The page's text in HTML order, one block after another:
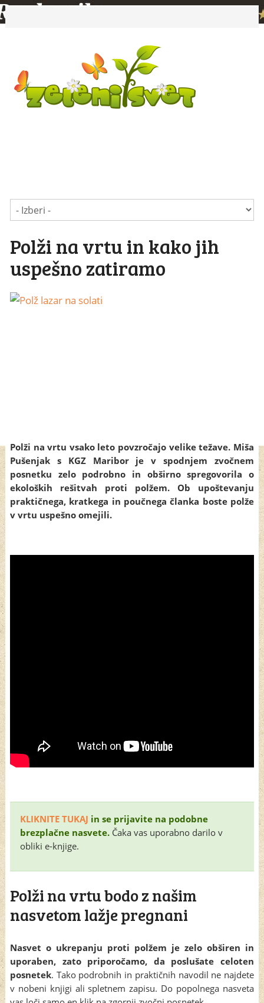
Polži na vrtu in kako jih
uspešno zatiramo
Polži na vrtu vsako leto povzročajo velike težave. Miša
Pušenjak s KGZ Maribor je v spodnjem zvočnem
posnetku zelo podrobno in obširno spregovorila o
ekoloških rešitvah proti polžem. Ob upoštevanju
praktičnega, kratkega in poučnega članka boste polže
v vrtu uspešno omejili.
KLIKNITE TUKAJ in se prijavite na podobne
brezplačne nasvete.Čaka vas uporabno darilo v
obliki e-knjige.
Polži na vrtu bodo z našim
nasvetom lažje pregnani
Nasvet o ukrepanju proti polžem je zelo obširen in
uporaben, zato priporočamo, da poslušate celoten
posnetek. Tako podrobnih in praktičnih navodil ne najdete
v nobeni knjigi ali spletnem zapisu. Do popolnega nasveta